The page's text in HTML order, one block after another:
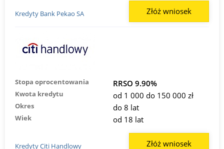
Kredyty Bank Pekao SA Złóż wniosek
Stopa oprocentowania RRSO 9.90%
Kwota kredytu od 1 000 do 150 000 zł
Okres do 8 lat
Wiek od 18 lat
Kredyty Citi Handlowy Złóż wniosek